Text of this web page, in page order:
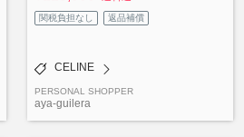
関税負担なし 返品補償
CELINE
PERSONAL SHOPPER
aya-guilera